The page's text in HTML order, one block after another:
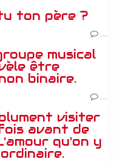
ton père ?
…
musical
être
binaire.
…
visiter
avant de
qu'on y